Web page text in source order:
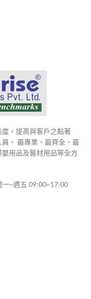
，提高與客戶之黏著
、 最專業、最齊全、最
用品及醫材用品等全方
一~週五 09:00~17:00